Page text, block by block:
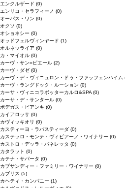
エンクルザード (0)
エンリコ・セラフィーノ (0)
オーパス・ワン (0)
オクソ (0)
オショネシー (0)
オッドフェルヴィンヤード (1)
オルネッライア (0)
カ・マイオル (0)
カーヴ・サン=ピエール (2)
カーヴ・ダゼ (0)
カーヴ・デ・ヴィニュロン・ドゥ・ファッフェンハイム
カーヴ・ラングドック・ルーション (0)
カーサ・ヴィニコラボッターカルロ&SPA (0)
カーサ・デ・サンタール (0)
ボデガス・ビアンキ (0)
カイアロッサ (0)
カヴィッキオリ (0)
カスティーヨ・ラバスティーダ (0)
カステッロ・モンテ・ヴィビアーノ・ワイナリー (0)
カストロ・デッラ・パネレッタ (0)
カタラット (0)
カテナ・サパータ (0)
カプサンディー・ファミリー・ワイナリー (0)
カブリス (5)
カヘティ・カンパニー (1)